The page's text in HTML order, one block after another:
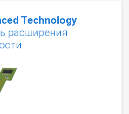
Technology
расширения